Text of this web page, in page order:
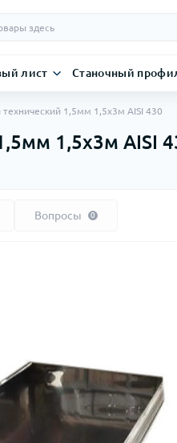
лист Станочный
1,5мм 1,5х3м AISI 430
1,5х3м AISI
Вопросы 0